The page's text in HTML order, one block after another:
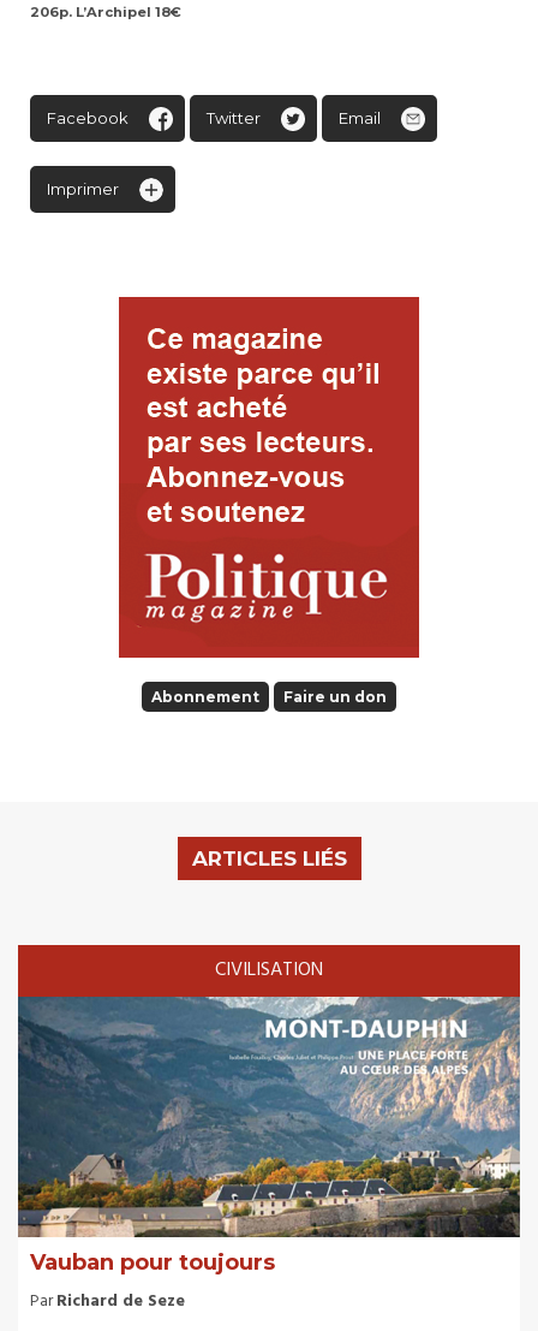
206p. L’Archipel 18€
Facebook Twitter Email
Imprimer
Abonnement Faire un don
ARTICLES LIÉS
CIVILISATION
Vauban pour toujours
ParRichard de Seze